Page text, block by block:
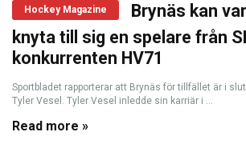
Hockey Magazine
Brynäs kan
knyta till sig en spelare från
konkurrenten HV71
Sportbladet rapporterar att Brynäs för tillfället är i
Tyler Vesel. Tyler Vesel inledde sin karriär i ...
Read more »